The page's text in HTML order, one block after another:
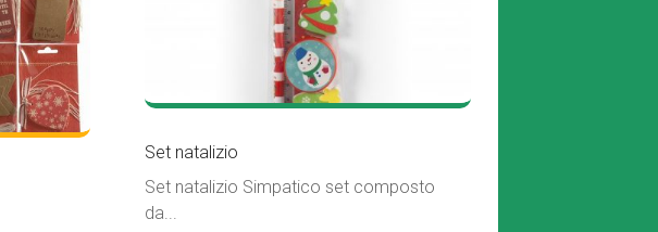
Set natalizio
Set natalizio Simpatico set composto
da...